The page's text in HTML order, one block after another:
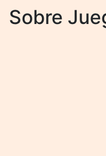
Sobre